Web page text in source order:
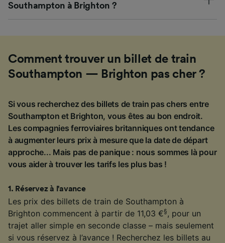
Southampton à Brighton ?
Comment trouver un billet de train
Southampton — Brighton pas cher ?
Si vous recherchez des billets de train pas chers entre
Southampton et Brighton, vous êtes au bon endroit.
Les compagnies ferroviaires britanniques ont tendance
à augmenter leurs prix à mesure que la date de départ
approche... Mais pas de panique : nous sommes là pour
vous aider à trouver les tarifs les plus bas !
1. Réservez à l'avance
Les prix des billets de train de Southampton à
Brighton commencent à partir de 11,03 €§ , pour un
trajet aller simple en seconde classe – mais seulement
si vous réservez à l’avance ! Recherchez les billets au